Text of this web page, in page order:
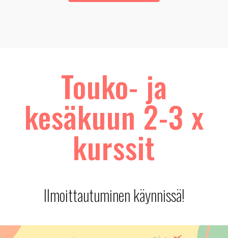
Touko- ja
kesäkuun 2-3 x
kurssit
Ilmoittautuminen käynnissä!